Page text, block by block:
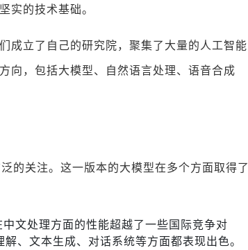
实的技术基础。
成立了自己的研究院，聚集了大量的人工智能
向，包括大模型、自然语言处理、语音合成
的关注。这一版本的大模型在多个方面取得了
文处理方面的性能超越了一些国际竞争对
、文本生成、对话系统等方面都表现出色。